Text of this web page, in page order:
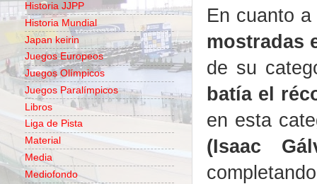
En cuanto
mostradas
de su
batía el
en esta
(Isaac
Historia JJPP
Historia Mundial
Japan keirin
Juegos Europeos
Juegos Olímpicos
Juegos Paralímpicos
Libros
Liga de Pista
Material
Media
Mediofondo